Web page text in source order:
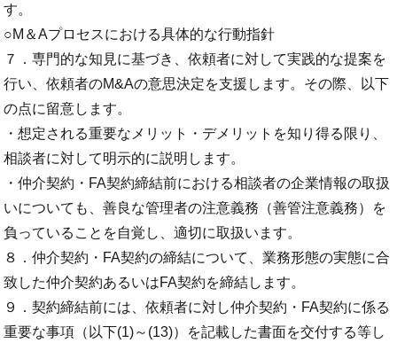
す。
○M＆Aプロセスにおける具体的な行動指針
７．専門的な知見に基づき、依頼者に対して実践的な提案を
行い、依頼者のM&Aの意思決定を支援します。その際、以下
の点に留意します。
・想定される重要なメリット・デメリットを知り得る限り、
相談者に対して明示的に説明します。
・仲介契約・FA契約締結前における相談者の企業情報の取扱
いについても、善良な管理者の注意義務（善管注意義務）を
負っていることを自覚し、適切に取扱います。
８．仲介契約・FA契約の締結について、業務形態の実態に合
致した仲介契約あるいはFA契約を締結します。
９．契約締結前には、依頼者に対し仲介契約・FA契約に係る
重要な事項（以下(1)～(13)）を記載した書面を交付する等し